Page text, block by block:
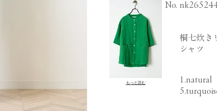
もっと読む
​No.
桐七炊き
シャツ